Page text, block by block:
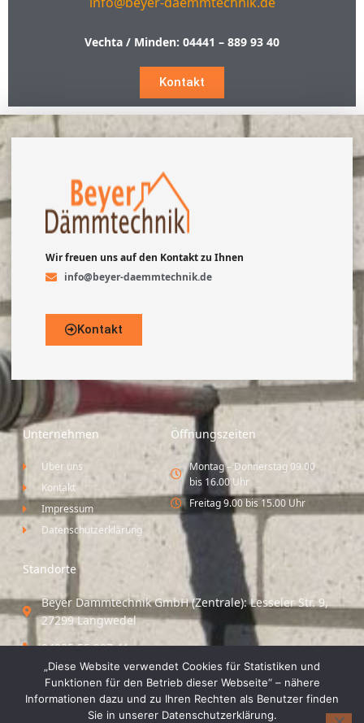
Vechta / Minden: 04441 – 889 93 40
Kontakt
Wir freuen uns auf den Kontakt zu Ihnen
info@beyer-daemmtechnik.de
Kontakt
Unternehmen
Über uns
Kontakt
Impressum
Datenschutzerklärung
Öffnungszeiten
Montag – Donnerstag 09.00
bis 16.00 Uhr
Freitag 9.00 bis 15.00 Uhr
Standorte
Beyer Dämmtechnik GmbH (Zentrale): Lesseler Str. 9,
27299 Langwedel
04235 55 297 41
Standort Vechta / Minden: Osloer Straße 21 49377
Vechta
„Diese Website verwendet Cookies für Statistiken und
Funktionen für den Betrieb dieser Webseite“ – nähere
Informationen dazu und zu Ihren Rechten als Benutzer finden
Sie in unserer Datenschutzerklärung.